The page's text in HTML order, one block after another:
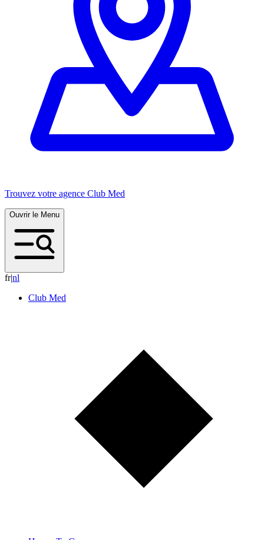
Trouvez votre agence Club Med
Ouvrir le Menu
fr|nl
Club Med